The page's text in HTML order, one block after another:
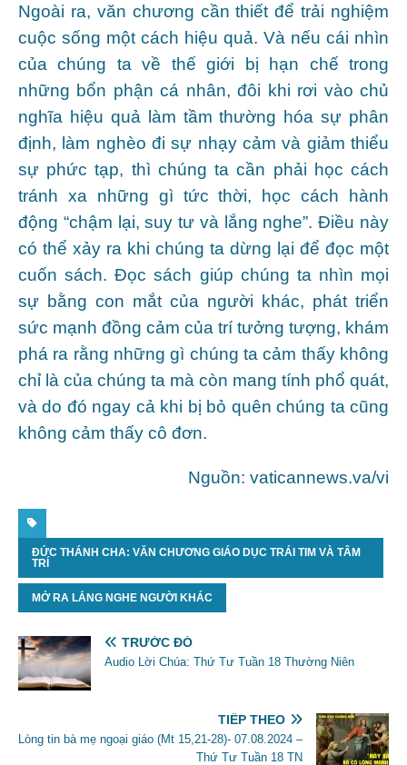
Ngoài ra, văn chương cần thiết để trải nghiệm
cuộc sống một cách hiệu quả. Và nếu cái nhìn
của chúng ta về thế giới bị hạn chế trong
những bổn phận cá nhân, đôi khi rơi vào chủ
nghĩa hiệu quả làm tầm thường hóa sự phân
định, làm nghèo đi sự nhạy cảm và giảm thiểu
sự phức tạp, thì chúng ta cần phải học cách
tránh xa những gì tức thời, học cách hành
động “chậm lại, suy tư và lắng nghe”. Điều này
có thể xảy ra khi chúng ta dừng lại để đọc một
cuốn sách. Đọc sách giúp chúng ta nhìn mọi
sự bằng con mắt của người khác, phát triển
sức mạnh đồng cảm của trí tưởng tượng, khám
phá ra rằng những gì chúng ta cảm thấy không
chỉ là của chúng ta mà còn mang tính phổ quát,
và do đó ngay cả khi bị bỏ quên chúng ta cũng
không cảm thấy cô đơn.
Nguồn: vaticannews.va/vi
ĐỨC THÁNH CHA: VĂN CHƯƠNG GIÁO DỤC TRÁI TIM VÀ TÂM
TRÍ
MỞ RA LẮNG NGHE NGƯỜI KHÁC
TRƯỚC ĐÓ
Audio Lời Chúa: Thứ Tư Tuần 18 Thường Niên
TIẾP THEO
Lòng tin bà mẹ ngoại giáo (Mt 15,21-28)- 07.08.2024 –
Thứ Tư Tuần 18 TN